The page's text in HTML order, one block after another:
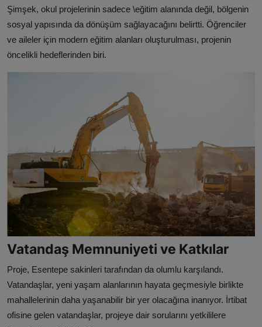
Şimşek, okul projelerinin sadece \eğitim alanında değil, bölgenin
sosyal yapısında da dönüşüm sağlayacağını belirtti. Öğrenciler
ve aileler için modern eğitim alanları oluşturulması, projenin
öncelikli hedeflerinden biri.
Vatandaş Memnuniyeti ve Katkılar
Proje, Esentepe sakinleri tarafından da olumlu karşılandı.
Vatandaşlar, yeni yaşam alanlarının hayata geçmesiyle birlikte
mahallelerinin daha yaşanabilir bir yer olacağına inanıyor. İrtibat
ofisine gelen vatandaşlar, projeye dair sorularını yetkililere